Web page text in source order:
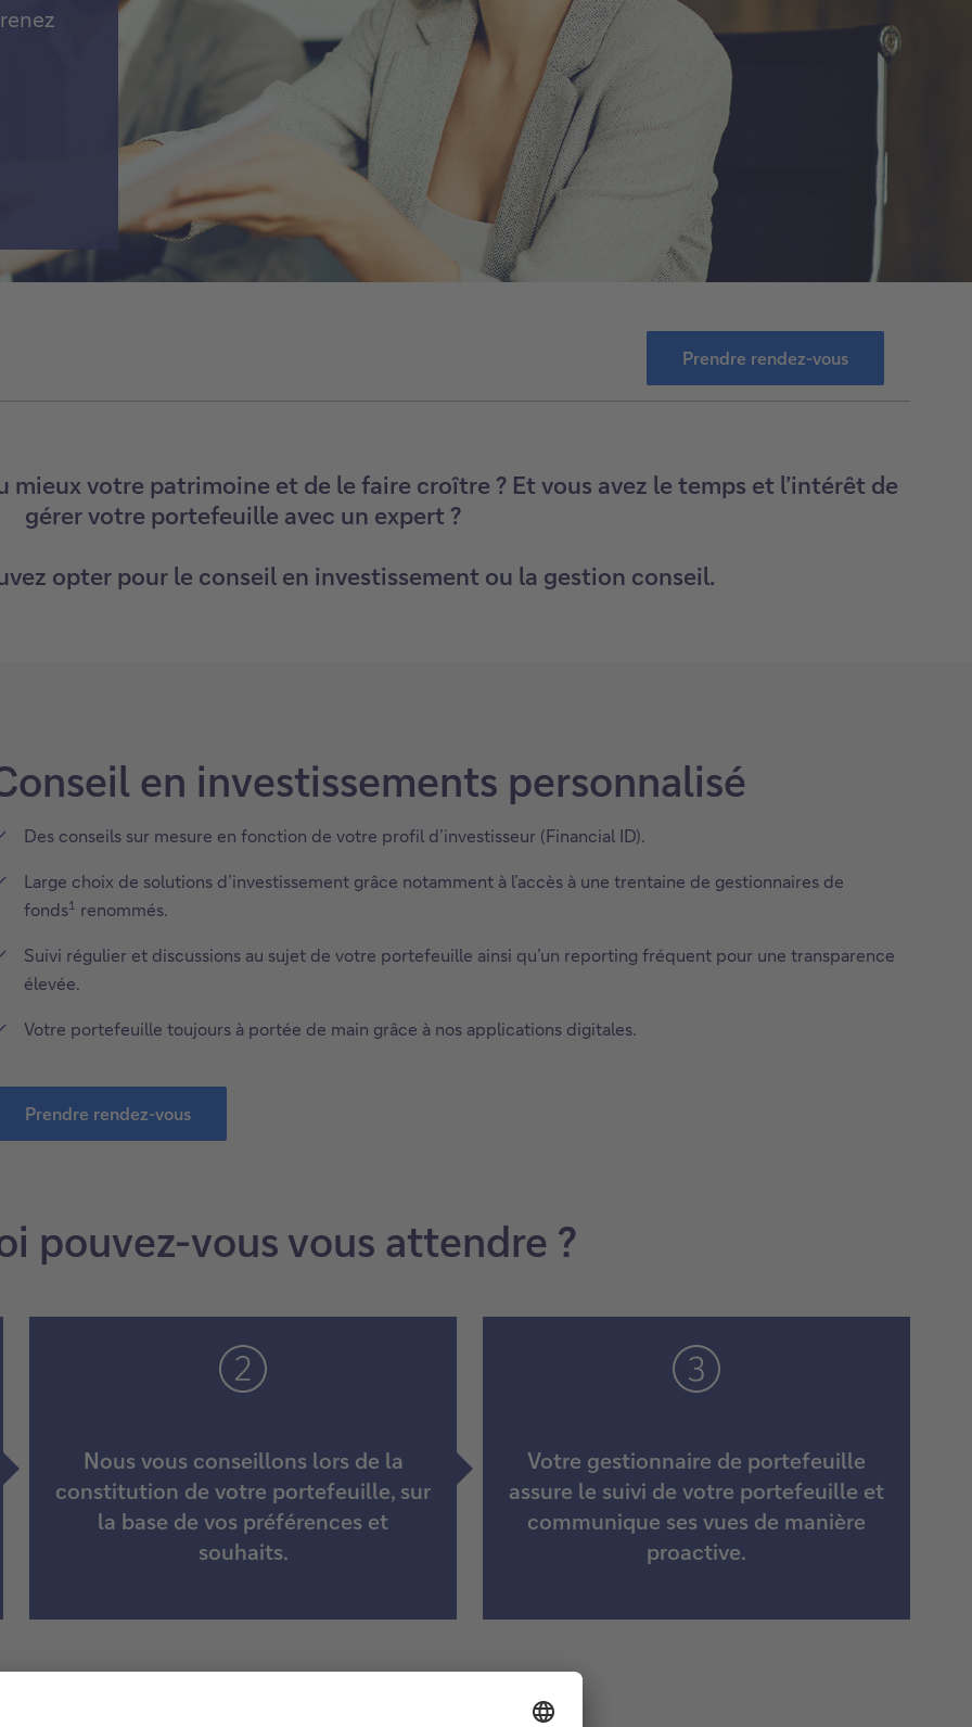
Prendre rendez-vous
mieux votre patrimoine et de le faire croître ? Et vous avez le temps et l’intérêt de
gérer votre portefeuille avec un expert ?
opter pour le conseil en investissement ou la gestion conseil.
en investissements personnalisé
Des conseils sur mesure en fonction de votre profil d’investisseur (Financial ID).
Large choix de solutions d’investissement grâce notamment à l’accès à une trentaine de gestionnaires de
fonds1 renommés.
Suivi régulier et discussions au sujet de votre portefeuille ainsi qu’un reporting fréquent pour une transparence
élevée.
Votre portefeuille toujours à portée de main grâce à nos applications digitales.
Prendre rendez-vous
pouvez-vous vous attendre ?
Nous vous conseillons lors de la
constitution de votre portefeuille, sur
la base de vos préférences et
souhaits.
Votre gestionnaire de portefeuille
assure le suivi de votre portefeuille et
communique ses vues de manière
proactive.